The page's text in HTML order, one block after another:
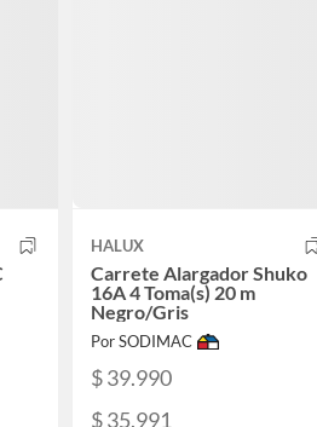
HALUX
Carrete Alargador Shuko
16A 4 Toma(s) 20 m
Negro/Gris
Por SODIMAC
$ 39.990
$ 35.991